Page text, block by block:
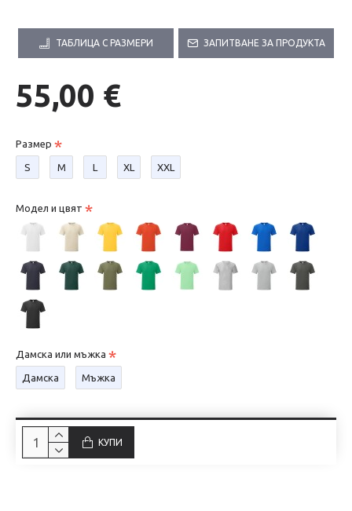
ТАБЛИЦА С РАЗМЕРИ ЗАПИТВАНЕ ЗА ПРОДУКТА
55,00 €
Размер
S М L XL XXL
Модел и цвят
Дамска или мъжка
Дамска Мъжка
КУПИ